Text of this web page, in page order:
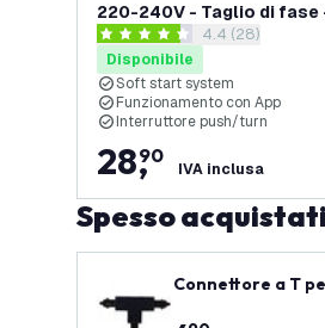
220-240V - Taglio di fase
Universale - Completo
apri il cassetto
4.4 stelle di valutazione
4.4 (28)
Disponibile
Soft start system
Funzionamento con App
Interruttore push/turn
28,
90
IVA inclusa
Spesso
Connettore a T